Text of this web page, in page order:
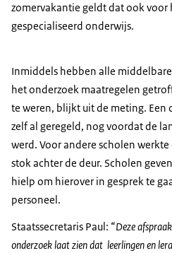
zomervakantie geldt dat ook voor
gespecialiseerd onderwijs.
Inmiddels hebben alle
het onderzoek maatregelen
te weren, blijkt uit de meting. Een
zelf al geregeld, nog voordat de
werd. Voor andere scholen
stok achter de deur. Scholen
hielp om hierover in gesprek te
personeel.
Staatssecretaris Paul: “Deze
onderzoek laat zien dat leerlingen en